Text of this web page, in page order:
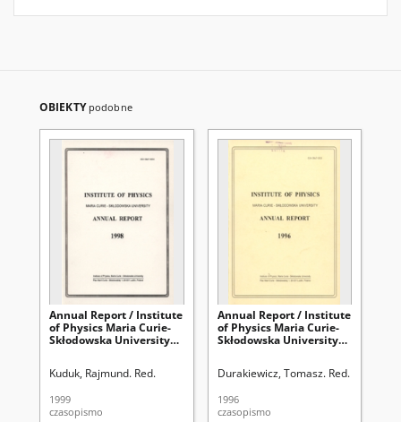
OBIEKTY podobne
Annual Report / Institute
of Physics Maria Curie-
Skłodowska University
Kuduk, Rajmund. Red.
1999
czasopismo
Annual Report / Institute
of Physics Maria Curie-
Skłodowska University
Durakiewicz, Tomasz. Red.
1996
czasopismo